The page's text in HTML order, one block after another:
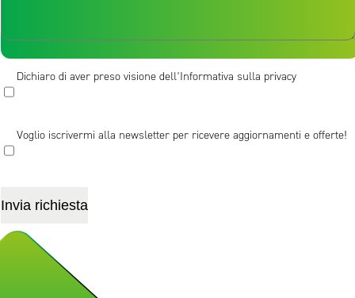
Messaggio [/textarea]
Dichiaro di aver preso visione dell'Informativa sulla privacy
Voglio iscrivermi alla newsletter per ricevere aggiornamenti e offerte!